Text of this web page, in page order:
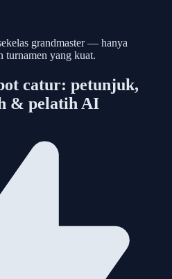
grandmaster — hanya
turnamen yang kuat.
catur: petunjuk,
& pelatih AI